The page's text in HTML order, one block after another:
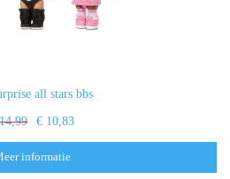
all stars bbs
€ 10,83
informatie